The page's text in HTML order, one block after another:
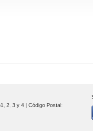
2, 3 y 4 | Código Postal: